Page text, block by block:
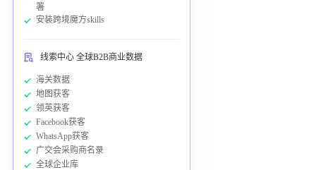
署
安装跨境魔方skills
线索中心 全球B2B商业数据
海关数据
地图获客
领英获客
Facebook获客
WhatsApp获客
广交会采购商名录
全球企业库